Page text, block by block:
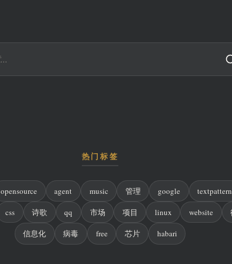
热门标签
opensource agent music 管理 google textpattern
css 诗歌 qq 市场 项目 linux website
信息化 病毒 free 芯片 habari